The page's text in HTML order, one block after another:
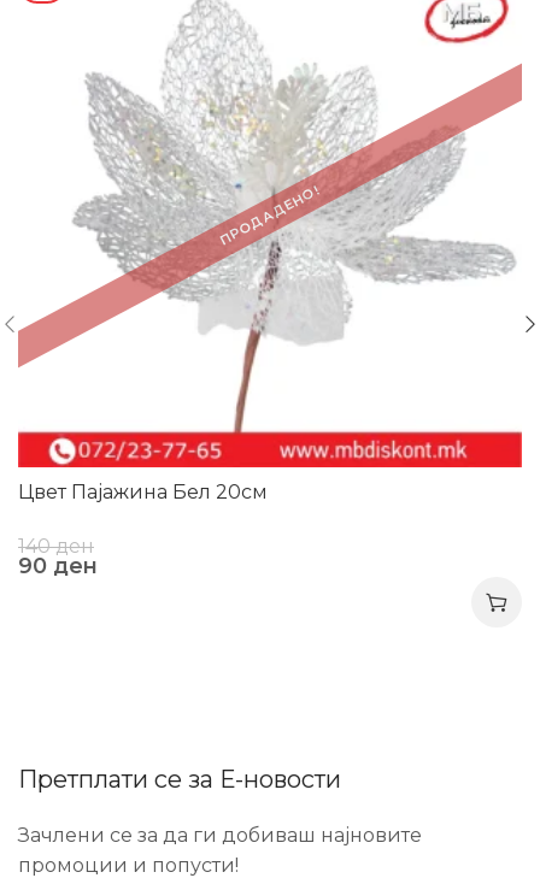
ПРОДАДЕНО!
Цвет Пајажина Бел 20см
140ден
90 ден
Претплати се за Е-новости
Зачлени се за да ги добиваш најновите
промоции и попусти!